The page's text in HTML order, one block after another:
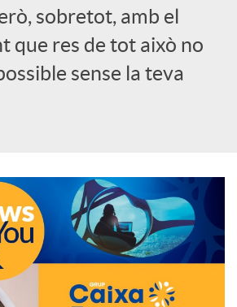
sobretot, amb el
que res de tot això no
sense la teva